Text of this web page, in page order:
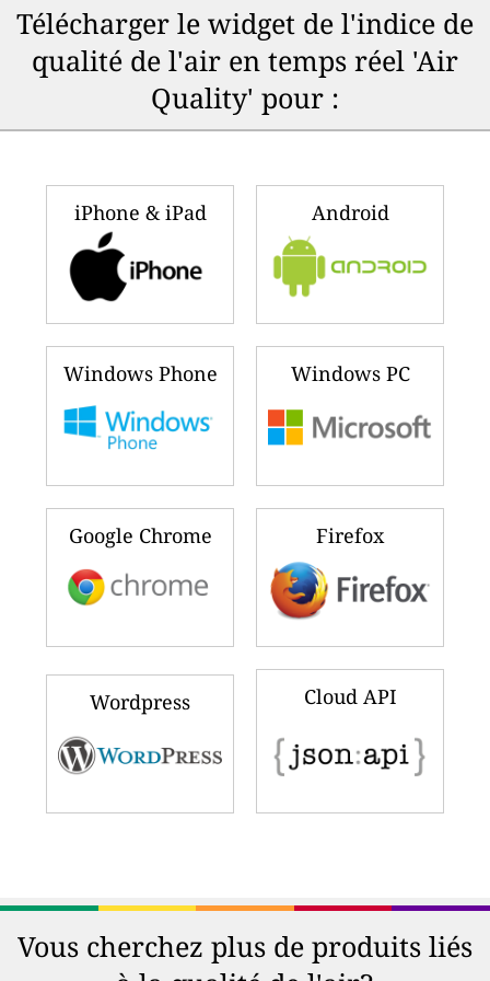
Télécharger le widget de l'indice de
qualité de l'air en temps réel 'Air
Quality' pour :
iPhone & iPad Android
Windows Phone Windows PC
Google Chrome Firefox
Wordpress Cloud API
Vous cherchez plus de produits liés